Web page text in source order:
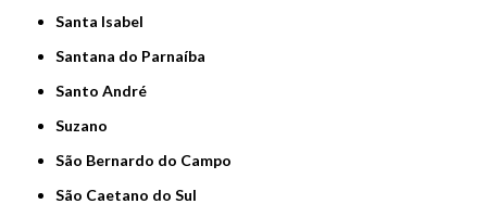
Santa Isabel
Santana do Parnaíba
Santo André
Suzano
São Bernardo do Campo
São Caetano do Sul